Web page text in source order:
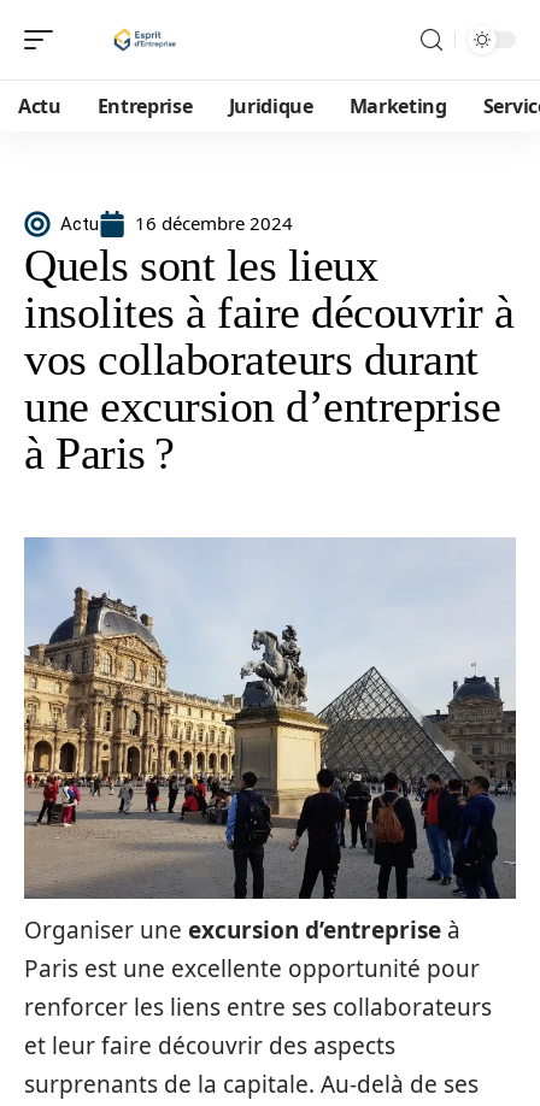
Actu Entreprise Juridique Marketing
Actu 16 décembre 2024
Quels sont les lieux
insolites à faire découvrir à
vos collaborateurs durant
une excursion d’entreprise
à Paris ?
Organiser une excursion d’entreprise à
Paris est une excellente opportunité pour
renforcer les liens entre ses collaborateurs
et leur faire découvrir des aspects
surprenants de la capitale. Au-delà de ses